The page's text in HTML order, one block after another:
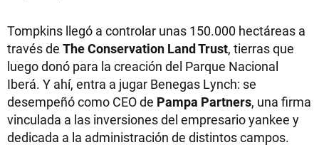
Tompkins llegó a controlar unas 150.000 hectáreas a
través de The Conservation Land Trust, tierras que
luego donó para la creación del Parque Nacional
Iberá. Y ahí, entra a jugar Benegas Lynch: se
desempeñó como CEO de Pampa Partners, una firma
vinculada a las inversiones del empresario yankee y
dedicada a la administración de distintos campos.